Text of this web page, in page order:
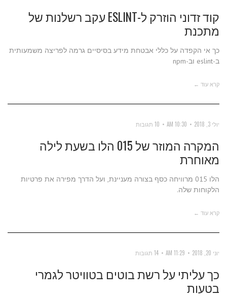
קוד זדוני הוזרק ל-ESLINT עקב רשלנות של
מתכנת
כך אי הקפדה על כללי אבטחת מידע בסיסיים גרמה לפריצה משמעותית
ב-eslint וב-npm
קרא עוד ←
יולי 3, 2018 10:30 AM 10 תגובות
המקרה המוזר של 015 הלו בשעת לילה
מאוחרת
הלו 015 מרוויחה כסף בצורה מעניינת, ועל הדרך מפירה את פרטיות
הלקוחות שלה.
קרא עוד ←
יוני 20, 2018 11:29 AM 14 תגובות
כך עליתי על רשת בוטים בטוויטר לגמרי
בטעות